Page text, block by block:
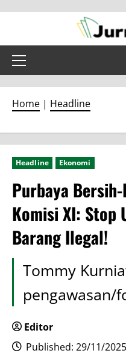
content
Primary
Home | Headline
Headline Ekonomi
Purbaya
Komisi XI: Stop
Barang Ilegal!
Tommy
pengawasan/
Editor
Published: 29/11/